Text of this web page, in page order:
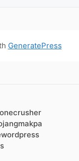
GeneratePress